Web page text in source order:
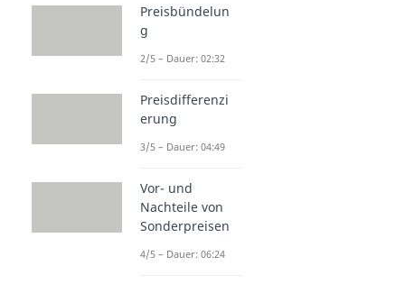
Preisbündelun
g
2/5 – Dauer: 02:32
Preisdifferenzi
erung
3/5 – Dauer: 04:49
Vor- und
Nachteile von
Sonderpreisen
4/5 – Dauer: 06:24